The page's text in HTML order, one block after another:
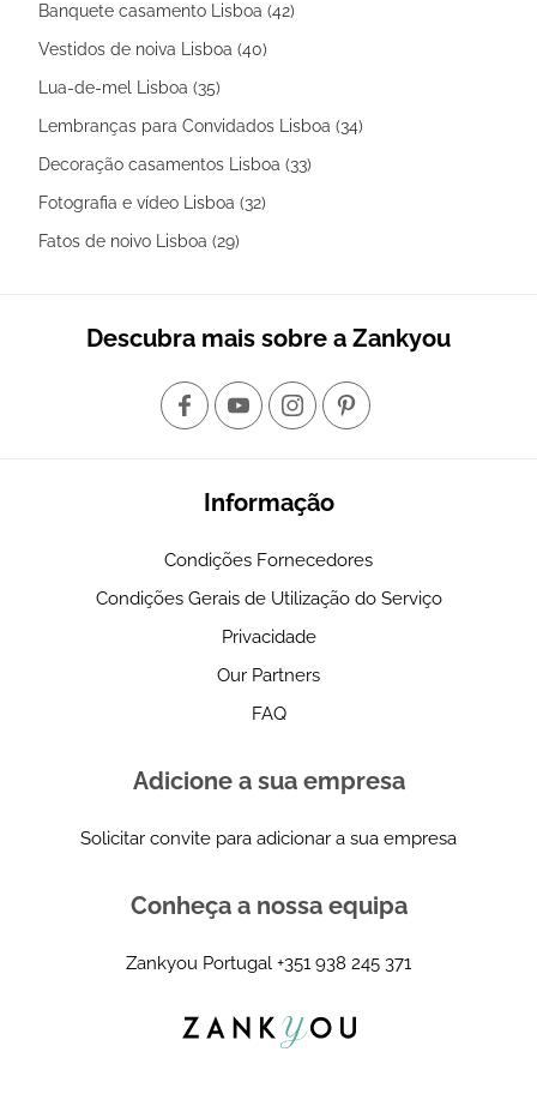
Banquete casamento Lisboa (42)
Vestidos de noiva Lisboa (40)
Lua-de-mel Lisboa (35)
Lembranças para Convidados Lisboa (34)
Decoração casamentos Lisboa (33)
Fotografia e vídeo Lisboa (32)
Fatos de noivo Lisboa (29)
Descubra mais sobre a Zankyou
Informação
Condições Fornecedores
Condições Gerais de Utilização do Serviço
Privacidade
Our Partners
FAQ
Adicione a sua empresa
Solicitar convite para adicionar a sua empresa
Conheça a nossa equipa
Zankyou Portugal +351 938 245 371